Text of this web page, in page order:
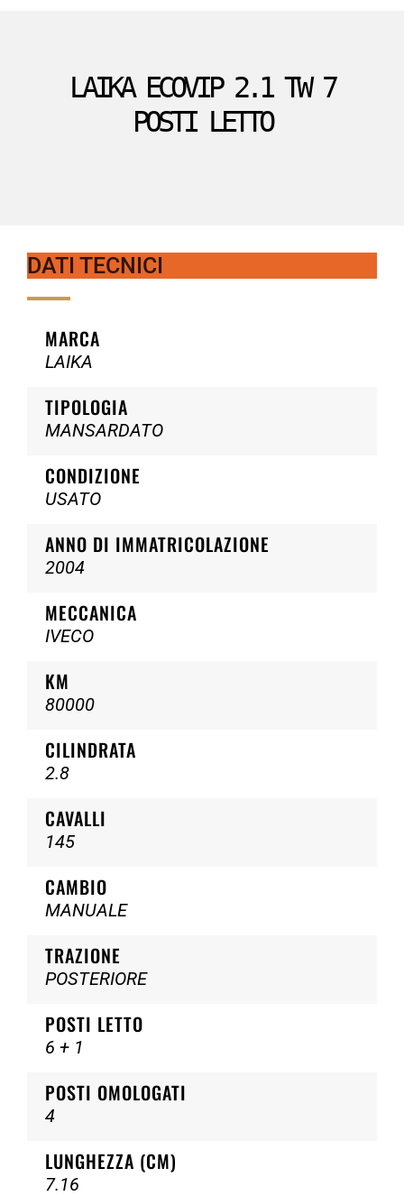
LAIKA ECOVIP 2.1 TW 7
POSTI LETTO
DATI TECNICI
MARCA
LAIKA
TIPOLOGIA
MANSARDATO
CONDIZIONE
USATO
ANNO DI IMMATRICOLAZIONE
2004
MECCANICA
IVECO
KM
80000
CILINDRATA
2.8
CAVALLI
145
CAMBIO
MANUALE
TRAZIONE
POSTERIORE
POSTI LETTO
6 + 1
POSTI OMOLOGATI
4
LUNGHEZZA (CM)
7.16